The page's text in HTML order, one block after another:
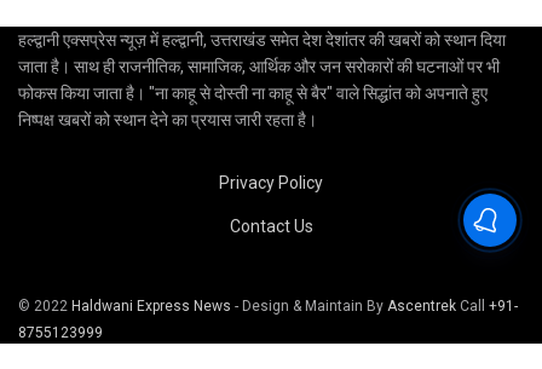
हल्द्वानी एक्सप्रेस न्यूज़ में हल्द्वानी, उत्तराखंड समेत देश देशांतर की खबरों को स्थान दिया
जाता है। साथ ही राजनीतिक, सामाजिक, आर्थिक और जन सरोकारों की घटनाओं पर भी
फोकस किया जाता है। "ना काहू से दोस्ती ना काहू से बैर" वाले सिद्धांत को अपनाते हुए
निष्पक्ष खबरों को स्थान देने का प्रयास जारी रहता है।
Privacy Policy
Contact Us
© 2022 Haldwani Express News - Design & Maintain By Ascentrek Call +91-
8755123999